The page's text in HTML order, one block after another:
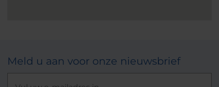
Meld u aan voor onze nieuwsbrief